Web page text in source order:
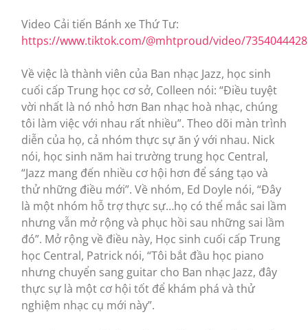
Video Cải tiến Bánh xe Thứ Tư:
https://www.tiktok.com/@mhtproud/video/
Về việc là thành viên của Ban nhạc Jazz, học sinh
cuối cấp Trung học cơ sở, Colleen nói: “Điều tuyệt
vời nhất là nó nhỏ hơn Ban nhạc hoà nhạc, chúng
tôi làm việc với nhau rất nhiều”. Theo dõi màn trình
diễn của họ, cả nhóm thực sự ăn ý với nhau. Nick
nói, học sinh năm hai trường trung học Central,
“Jazz mang đến nhiều cơ hội hơn để sáng tạo và
thử những điều mới”. Về nhóm, Ed Doyle nói, “Đây
là một nhóm hỗ trợ thực sự…họ có thể mắc sai lầm
nhưng vẫn mở rộng và phục hồi sau những sai lầm
đó”. Mở rộng về điều này, Học sinh cuối cấp Trung
học Central, Patrick nói, “Tôi bắt đầu học piano
nhưng chuyển sang guitar cho Ban nhạc Jazz, đây
thực sự là một cơ hội tốt để khám phá và thử
nghiệm nhạc cụ mới này”.